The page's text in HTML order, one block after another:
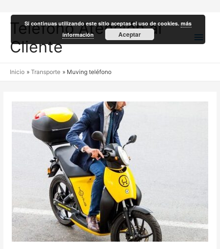
Teléfono Atención al
Cliente
Inicio Transporte Muving teléfono
Si continuas utilizando este sitio aceptas el uso de cookies.más
información
Aceptar